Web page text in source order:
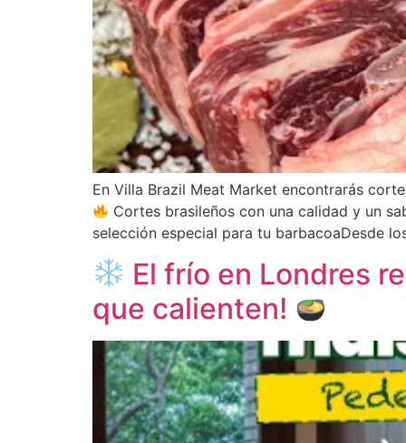
En Villa Brazil Meat Market encontrarás
Cortes brasileños con una calidad y un
selección especial para tu barbacoaDesde
El frío en Londres
que calienten!